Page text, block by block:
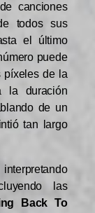
canciones
todos sus
el último
puede
píxeles de la
la duración
de un
tan largo
las
Back To